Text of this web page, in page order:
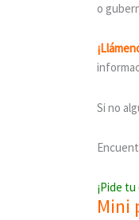
o
Si no
¡Pide
Mini